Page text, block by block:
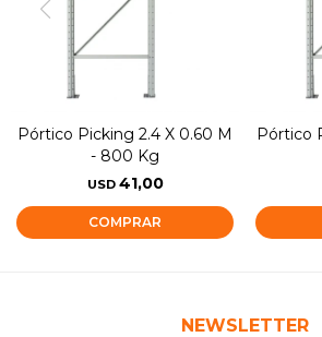
Pórtico Picking 2.4 X 0.60 M
- 800 Kg
USD 41,00
Pórtico
NEWSLETTER